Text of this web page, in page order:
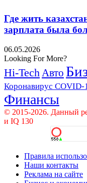
Где жить
зарплата была
06.05.2026
Looking For More?
Hi-Tech Авто
Коронавирус COVID-
Финансы
© 2015-2026. Данный
и IQ 130
Правила
Наши контакты
Реклама на сайте